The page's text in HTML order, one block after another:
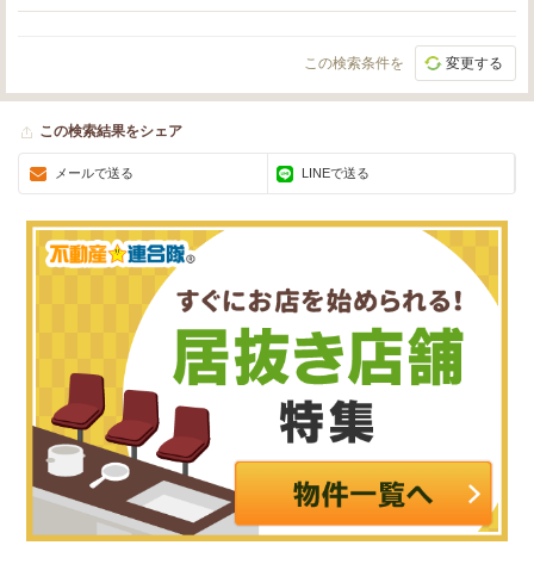
この検索条件を 変更する
この検索結果をシェア
メールで送る LINEで送る